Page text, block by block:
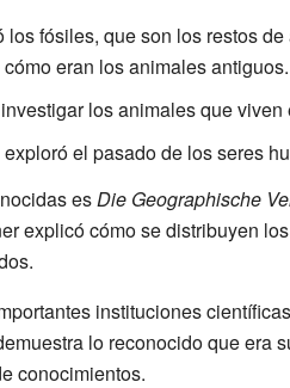
los fósiles, que son los restos
eran los animales antiguos.
los animales que
el pasado de los seres
esDie Geographische
explicó cómo se distribuyen
instituciones
lo reconocido que era
conocimientos.